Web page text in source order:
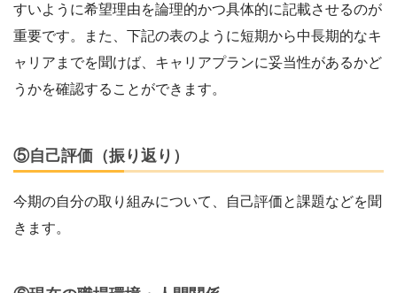
すいように希望理由を論理的かつ具体的に記載させるのが
重要です。また、下記の表のように短期から中長期的なキ
ャリアまでを聞けば、キャリアプランに妥当性があるかど
うかを確認することができます。
⑤自己評価（振り返り）
今期の自分の取り組みについて、自己評価と課題などを聞
きます。